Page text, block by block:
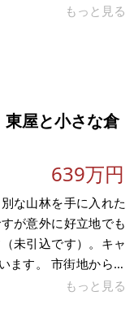
して利用し、2階は貸
。現在空き店舗駐車
です。茨城県つくば
もっと見る
屋と小さな倉
639万円
な山林を手に入れた
が意外に好立地でも
未引込です）。キャ
地から車
最寄りの高速道路友
もっと見る